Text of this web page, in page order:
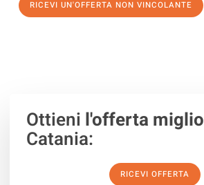
RICEVI UN'OFFERTA NON VINCOLANTE
Ottieni l'offerta
Catania:
RICEVI OFFERTA